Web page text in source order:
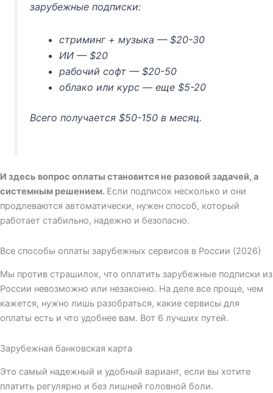
зарубежные подписки:
стриминг + музыка — $20-30
ИИ — $20
рабочий софт — $20-50
облако или курс — еще $5-20
Всего получается $50-150 в месяц.
И здесь вопрос оплаты становится не разовой задачей, а
системным решением. Если подписок несколько и они
продлеваются автоматически, нужен способ, который
работает стабильно, надежно и безопасно.
Все способы оплаты зарубежных сервисов в России (2026)
Мы против страшилок, что оплатить зарубежные подписки из
России невозможно или незаконно. На деле все проще, чем
кажется, нужно лишь разобраться, какие сервисы для
оплаты есть и что удобнее вам. Вот 6 лучших путей.
Зарубежная банковская карта
Это самый надежный и удобный вариант, если вы хотите
платить регулярно и без лишней головной боли.